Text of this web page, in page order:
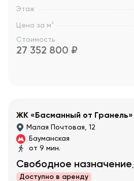
Этаж
Цена за м 2
Стоимость
27 352 800 ₽
ЖК «Басманный от Гранель»
Малая Почтовая, 12
Бауманская
от 9 мин.
Свободное назначение,
Доступно в аренду